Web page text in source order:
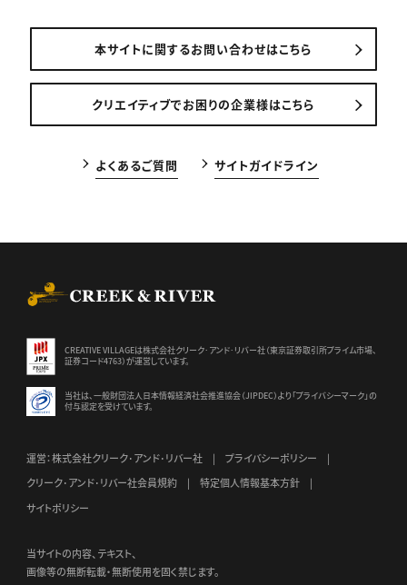
本サイトに関するお問い合わせはこちら
クリエイティブでお困りの企業様はこちら
よくあるご質問 サイトガイドライン
CREATIVE VILLAGEは株式会社クリーク･アンド･リバー社（東京証券取引所プライム市場、
証券コード4763）が運営しています。
当社は、一般財団法人日本情報経済社会推進協会（JIPDEC）より 「プライバシーマーク」の
付与認定を受けています。
運営：株式会社クリーク･アンド･リバー社
プライバシーポリシー
クリーク･アンド･リバー社会員規約
特定個人情報基本方針
サイトポリシー
当サイトの内容、テキスト、
画像等の無断転載・無断使用を固く禁じます。